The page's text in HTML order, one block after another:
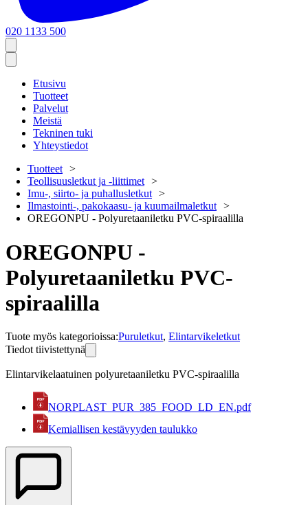
020 1133 500
Etusivu
Tuotteet
Palvelut
Meistä
Tekninen tuki
Yhteystiedot
Tuotteet
Teollisuusletkut ja -liittimet
Imu-, siirto- ja puhallusletkut
Ilmastointi-, pakokaasu- ja kuumailmaletkut
OREGONPU - Polyuretaaniletku PVC-spiraalilla
OREGONPU -
Polyuretaaniletku PVC-
spiraalilla
Tuote myös kategorioissa:Puruletkut, Elintarvikeletkut
Tiedot tiivistettynä
Elintarvikelaatuinen polyuretaaniletku PVC-spiraalilla
NORPLAST_PUR_385_FOOD_LD_EN.pdf
Kemiallisen kestävyyden taulukko